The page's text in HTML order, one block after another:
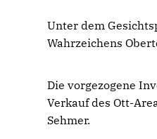
Unter dem
Wahrzeichens
Die vorgezogene
Verkauf des Ott-
Sehmer.